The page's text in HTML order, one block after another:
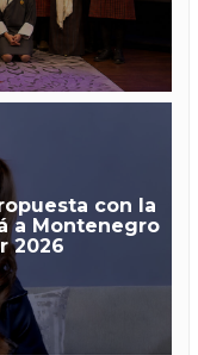
con la
a Montenegro
2026